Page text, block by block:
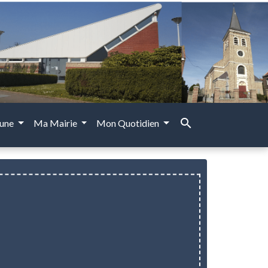
Ma Mairie Mon Quotidien search